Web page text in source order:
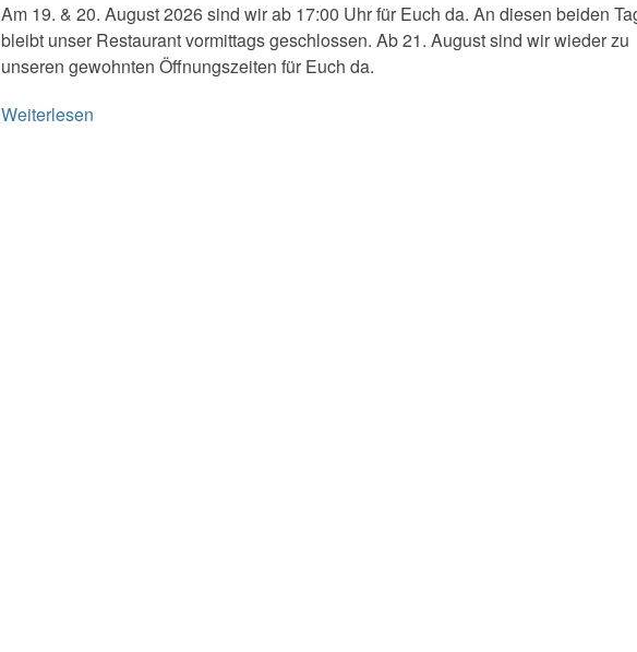
Am 19. & 20. August 2026 sind wir ab 17:00 Uhr für Euch da. An diesen beiden
bleibt unser Restaurant vormittags geschlossen. Ab 21. August sind wir wieder zu
unseren gewohnten Öffnungszeiten für Euch da.
Weiterlesen